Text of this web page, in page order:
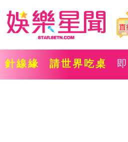
針線緣 請世界吃桌